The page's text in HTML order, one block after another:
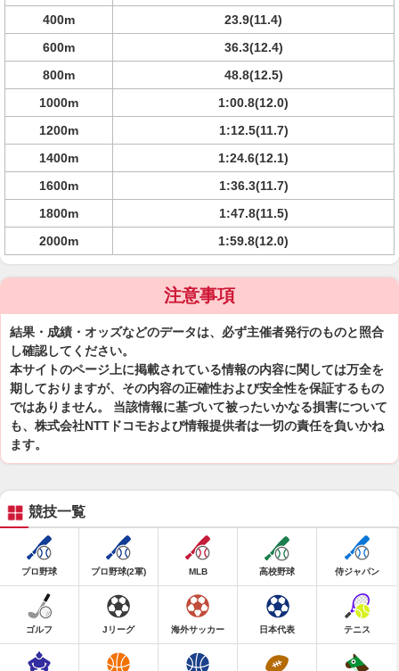
400m
23.9(11.4)
600m
36.3(12.4)
800m
48.8(12.5)
1000m
1:00.8(12.0)
1200m
1:12.5(11.7)
1400m
1:24.6(12.1)
1600m
1:36.3(11.7)
1800m
1:47.8(11.5)
2000m
1:59.8(12.0)
注意事項
結果・成績・オッズなどのデータは、必ず主催者発行のものと照合
し確認してください。
本サイトのページ上に掲載されている情報の内容に関しては万全を
期しておりますが、その内容の正確性および安全性を保証するもの
ではありません。 当該情報に基づいて被ったいかなる損害について
も、株式会社NTTドコモおよび情報提供者は一切の責任を負いかね
ます。
競技一覧
プロ野球 プロ野球(2軍) MLB 高校野球 侍ジャパン
ゴルフ Jリーグ 海外サッカー 日本代表 テニス